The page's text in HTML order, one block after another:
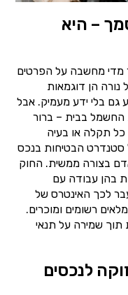
– היא
מדי מחשבה על הפרטים
הן דוגמאות
גם בלי ידע מעמיק. אבל
החשמל בבית – ברור
כל תקלה או בעיה
הבטיחות בנכס
בצורה ממשית. החוק
בהן עבודה עם
לכך האינטרס של
רשומים ומוכרים.
תוך שמירה על תנאי
לנכסים